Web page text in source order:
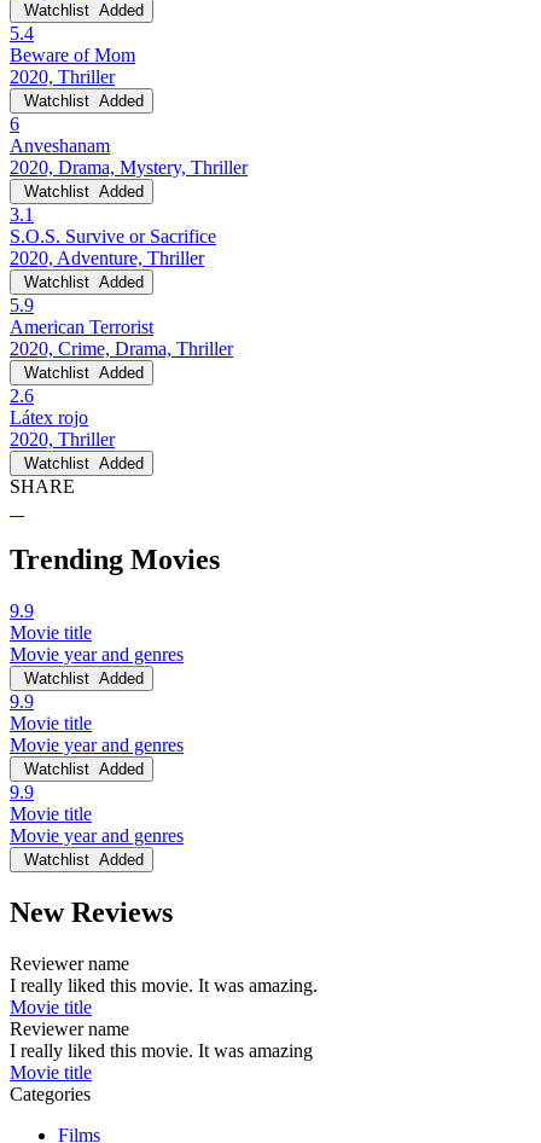
Watchlist Added
5.4
Beware of Mom
2020, Thriller
Watchlist Added
6
Anveshanam
2020, Drama, Mystery, Thriller
Watchlist Added
3.1
S.O.S. Survive or Sacrifice
2020, Adventure, Thriller
Watchlist Added
5.9
American Terrorist
2020, Crime, Drama, Thriller
Watchlist Added
2.6
Látex rojo
2020, Thriller
Watchlist Added
SHARE
Trending Movies
9.9
Movie title
Movie year and genres
Watchlist Added
9.9
Movie title
Movie year and genres
Watchlist Added
9.9
Movie title
Movie year and genres
Watchlist Added
New Reviews
Reviewer name
I really liked this movie. It was amazing.
Movie title
Reviewer name
I really liked this movie. It was amazing
Movie title
Categories
Films